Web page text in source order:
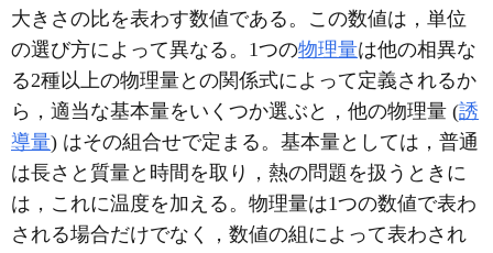
大きさの比を表わす数値である。この数値は，単位
の選び方によって異なる。1つの物理量は他の相異な
る2種以上の物理量との関係式によって定義されるか
ら，適当な基本量をいくつか選ぶと，他の物理量 (誘
導量) はその組合せで定まる。基本量としては，普通
は長さと質量と時間を取り，熱の問題を扱うときに
は，これに温度を加える。物理量は1つの数値で表わ
される場合だけでなく，数値の組によって表わされ